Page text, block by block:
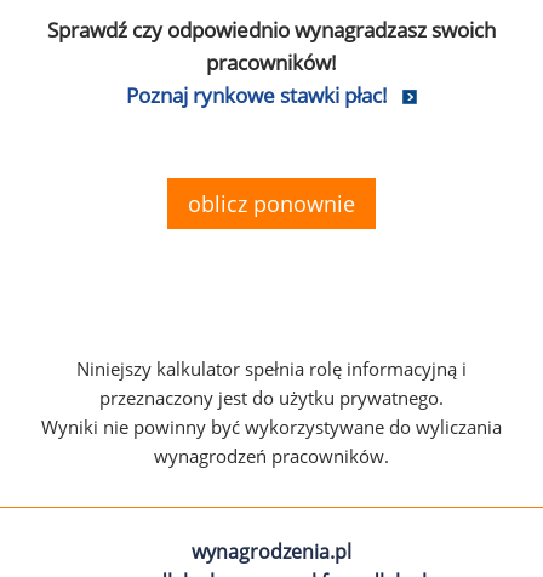
Sprawdź czy odpowiednio wynagradzasz swoich
pracowników!
Poznaj rynkowe stawki płac!
oblicz ponownie
Niniejszy kalkulator spełnia rolę informacyjną i
przeznaczony jest do użytku prywatnego.
Wyniki nie powinny być wykorzystywane do wyliczania
wynagrodzeń pracowników.
wynagrodzenia.pl